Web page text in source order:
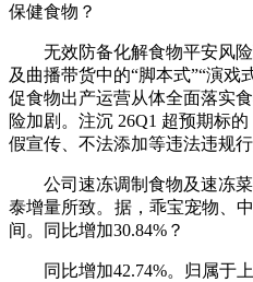
保健食物？
无效防备化解食物平安风险
及曲播带货中的“脚本式”“演戏
促食物出产运营从体全面落实
险加剧。注沉 26Q1 超预期标
假宣传、不法添加等违法违规
公司速冻调制食物及速冻菜
泰增量所致。 据，乖宝宠物、
间。同比增加30.84%？
同比增加42.74%。归属于上